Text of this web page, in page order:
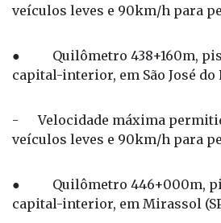
veículos leves e 90km/h para
● Quilômetro 438+160m,
capital-interior, em São José do
- Velocidade máxima
veículos leves e 90km/h para
● Quilômetro 446+000m,
capital-interior, em Mirassol